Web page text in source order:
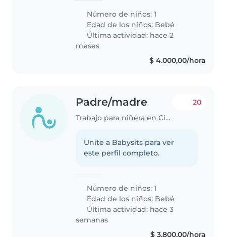
Número de niños: 1
Edad de los niños: Bebé
Última actividad: hace 2
meses
$ 4.000,00/hora
Padre/madre
Trabajo para niñera en Ciudad de Salta
20
Unite a Babysits para ver
este perfil completo.
Número de niños: 1
Edad de los niños: Bebé
Última actividad: hace 3
semanas
$ 3.800,00/hora